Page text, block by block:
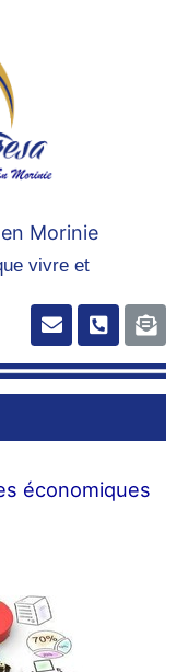
Morinie
vivre et
économiques